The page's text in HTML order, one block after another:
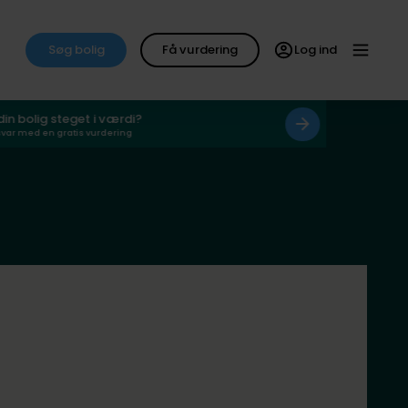
Søg bolig Få vurdering Log ind
bolig steget i værdi?
med en gratis vurdering